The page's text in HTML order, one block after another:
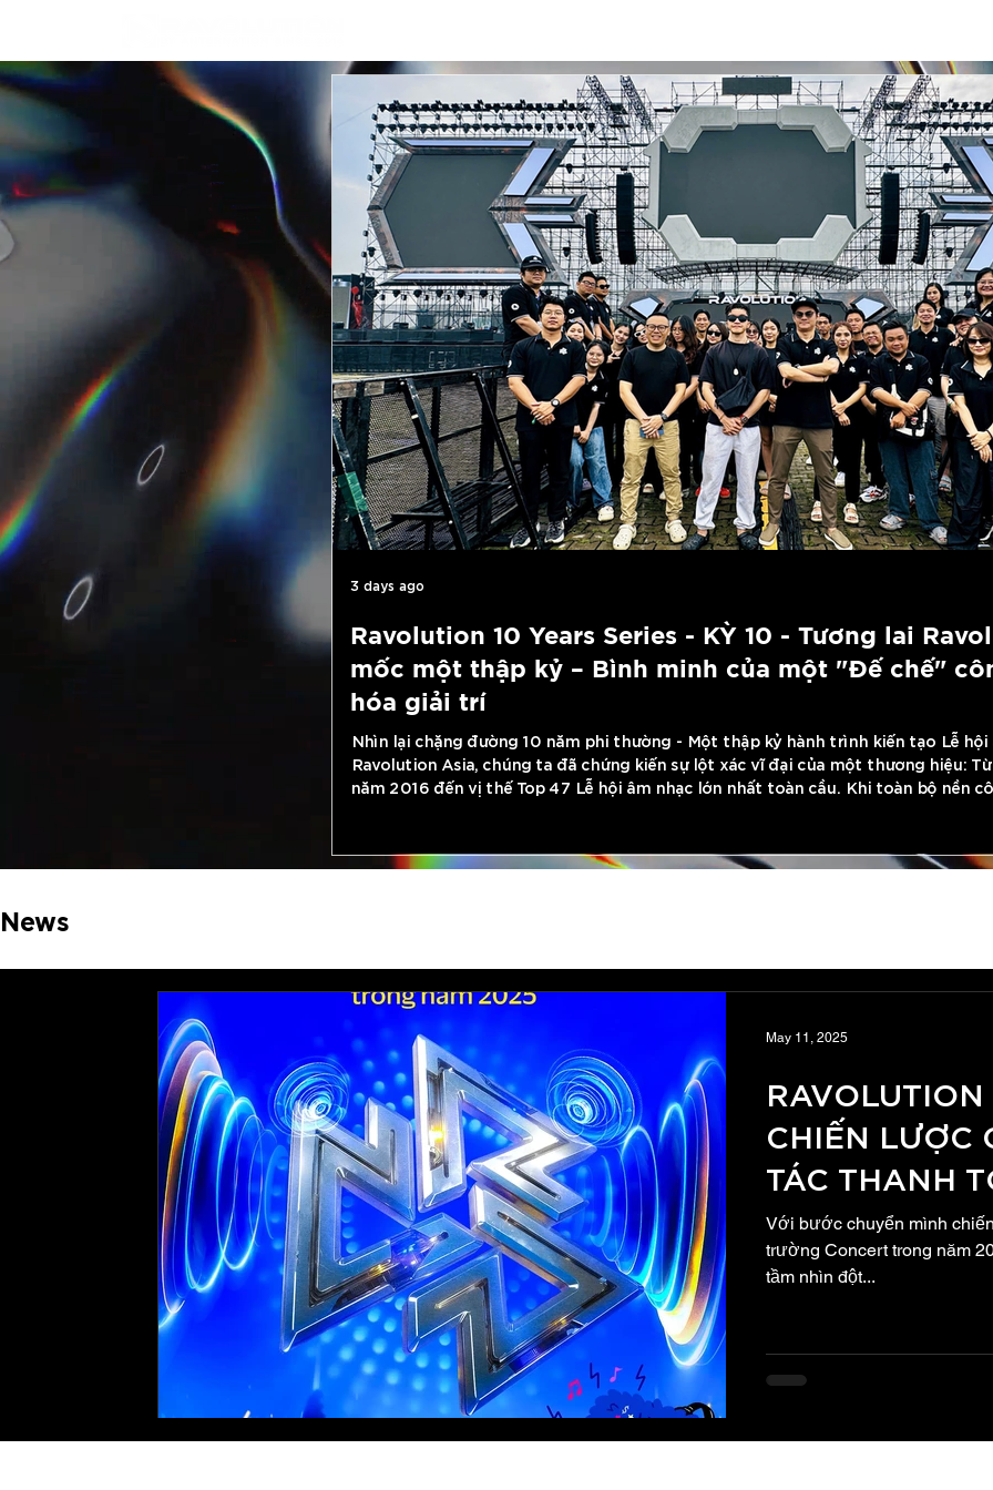
Ravolution 10 Years Series - KỲ 10 - Tương lai
mốc một thập kỷ – Bình minh của một "Đế chế"
hóa giải trí
Nhìn lại chặng đường 10 năm phi thường - Một thập kỷ hành trình kiến tạo Lễ hội
Ravolution Asia, chúng ta đã chứng kiến sự lột xác vĩ đại của một thương hiệu:
năm 2016 đến vị thế Top 47 Lễ hội âm nhạc lớn nhất toàn cầu. Khi toàn bộ nền
3 days ago
News
CHIẾN LƯỢC
TÁC THANH
CHUỖI SỰ
TRONG NĂM
Với bước chuyển mình
trường Concert trong năm
tầm nhìn đột...
May 11, 2025